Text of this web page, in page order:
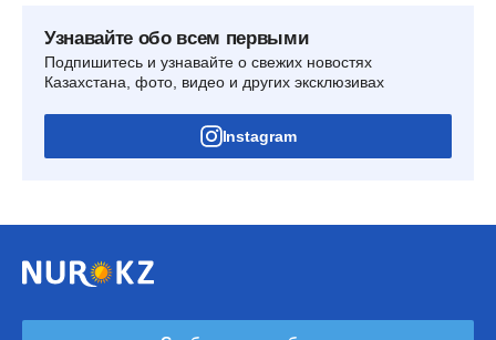
Узнавайте обо всем первыми
Подпишитесь и узнавайте о свежих новостях
Казахстана, фото, видео и других эксклюзивах
Instagram